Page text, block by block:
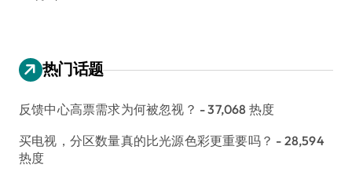
热门话题
反馈中心高票需求为何被忽视？ - 37,068 热度
买电视，分区数量真的比光源色彩更重要吗？ - 28,594
热度